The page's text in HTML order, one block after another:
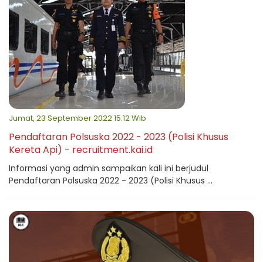
Jumat, 23 September 2022 15:12 Wib
Pendaftaran Polsuska 2022 - 2023 (Polisi Khusus
Kereta Api) - recruitment.kai.id
Informasi yang admin sampaikan kali ini berjudul
Pendaftaran Polsuska 2022 - 2023 (Polisi Khusus ...